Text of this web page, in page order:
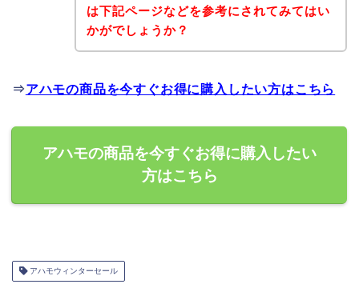
は下記ページなどを参考にされてみてはい
かがでしょうか？
⇒アハモの商品を今すぐお得に購入したい方はこちら
アハモの商品を今すぐお得に購入したい
方はこちら
アハモウィンターセール